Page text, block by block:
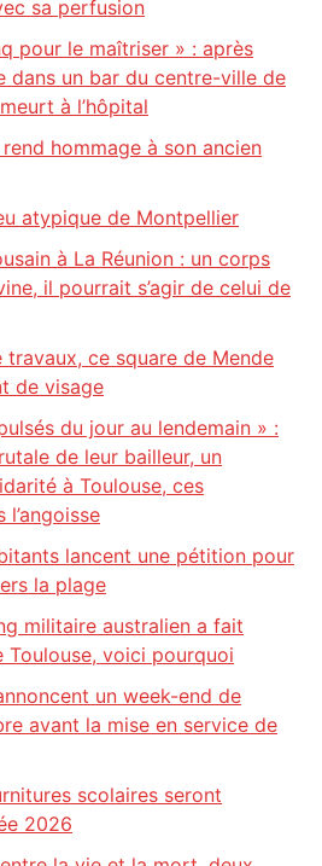
sa perfusion
pour le maîtriser » : après
dans un bar du centre-ville de
à l’hôpital
hommage à son ancien
atypique de Montpellier
à La Réunion : un corps
il pourrait s’agir de celui de
ce square de Mende
de visage
du jour au lendemain » :
de leur bailleur, un
à Toulouse, ces
lancent une pétition pour
la plage
militaire australien a fait
Toulouse, voici pourquoi
un week-end de
avant la mise en service de
scolaires seront
2026